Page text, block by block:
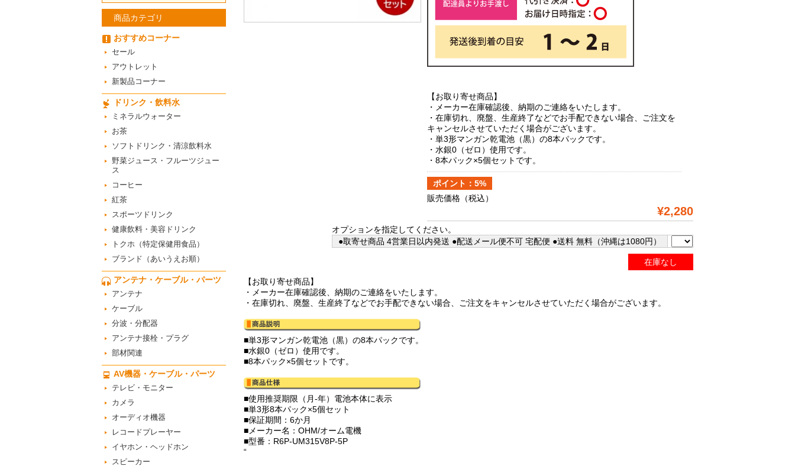
商品カテゴリ
おすすめコーナー
セール
アウトレット
新製品コーナー
ドリンク・飲料水
ミネラルウォーター
お茶
ソフトドリンク・清涼飲料水
野菜ジュース・フルーツジュー
ス
コーヒー
紅茶
スポーツドリンク
健康飲料・美容ドリンク
トクホ（特定保健用食品）
ブランド（あいうえお順）
アンテナ・ケーブル・パーツ
アンテナ
ケーブル
分波・分配器
アンテナ接栓・プラグ
部材関連
AV機器・ケーブル・パーツ
テレビ・モニター
カメラ
オーディオ機器
レコードプレーヤー
イヤホン・ヘッドホン
スピーカー
【お取り寄せ商品】
・メーカー在庫確認後、納期のご連絡をいたします。
・在庫切れ、廃盤、生産終了などでお手配できない場合、ご注文を
キャンセルさせていただく場合がございます。
・単3形マンガン乾電池（黒）の8本パックです。
・水銀0（ゼロ）使用です。
・8本パック×5個セットです。
ポイント：5%
販売価格 （税込）
¥2,280
オプションを指定してください。
●取寄せ商品 4営業日以内発送 ●配送メール便不可 宅配便 ●送料 無料（沖縄は1080円）
在庫なし
【お取り寄せ商品】
・メーカー在庫確認後、納期のご連絡をいたします。
・在庫切れ、廃盤、生産終了などでお手配できない場合、ご注文をキャンセルさせていただく場合がございます。
■単3形マンガン乾電池（黒）の8本パックです。
■水銀0（ゼロ）使用です。
■8本パック×5個セットです。
■使用推奨期限（月-年）電池本体に表示
■単3形8本パック×5個セット
■保証期間：6か月
■メーカー名：OHM/オーム電機
■型番：R6P-UM315V8P-5P
“